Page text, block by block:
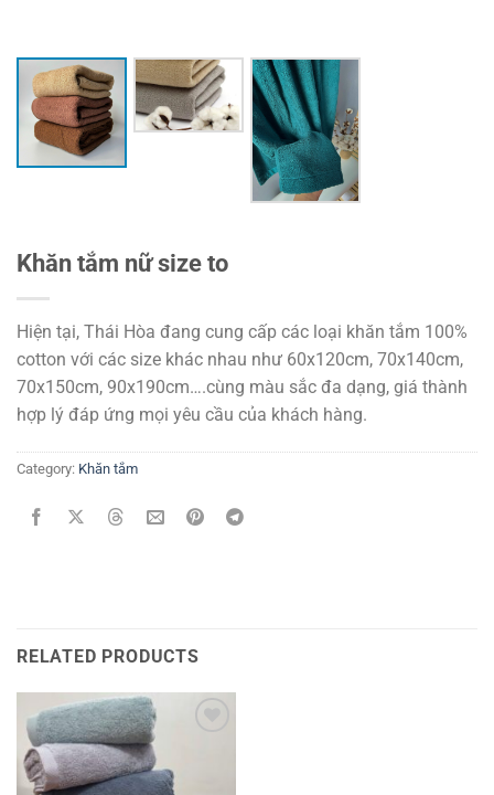
Khăn tắm nữ size to
Hiện tại, Thái Hòa đang cung cấp các loại khăn tắm 100%
cotton với các size khác nhau như 60x120cm, 70x140cm,
70x150cm, 90x190cm….cùng màu sắc đa dạng, giá thành
hợp lý đáp ứng mọi yêu cầu của khách hàng.
Category: Khăn tắm
RELATED PRODUCTS